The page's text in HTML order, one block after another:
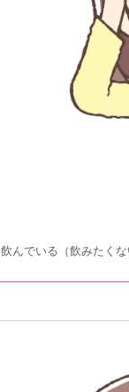
んでいる（飲みたく